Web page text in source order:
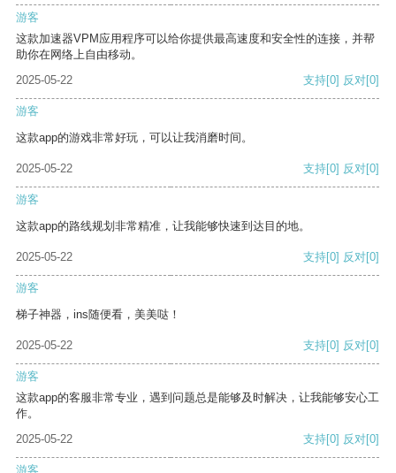
游客
这款加速器VPM应用程序可以给你提供最高速度和安全性的连接，并帮
助你在网络上自由移动。
2025-05-22
支持[0] 反对[0]
游客
这款app的游戏非常好玩，可以让我消磨时间。
2025-05-22 支持[0] 反对[0]
游客
这款app的路线规划非常精准，让我能够快速到达目的地。
2025-05-22 支持[0] 反对[0]
游客
梯子神器，ins随便看，美美哒！
2025-05-22 支持[0] 反对[0]
游客
这款app的客服非常专业，遇到问题总是能够及时解决，让我能够安心工
作。
2025-05-22
支持[0] 反对[0]
游客